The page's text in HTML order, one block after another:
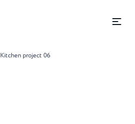
Kitchen project 06